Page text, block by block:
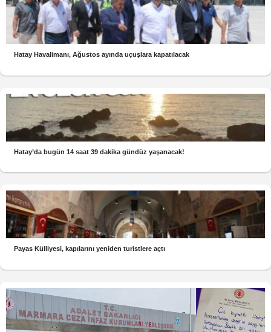
Hatay Havalimanı, Ağustos ayında uçuşlara kapatılacak
Hatay’da bugün 14 saat 39 dakika gündüz yaşanacak!
Payas Külliyesi, kapılarını yeniden turistlere açtı